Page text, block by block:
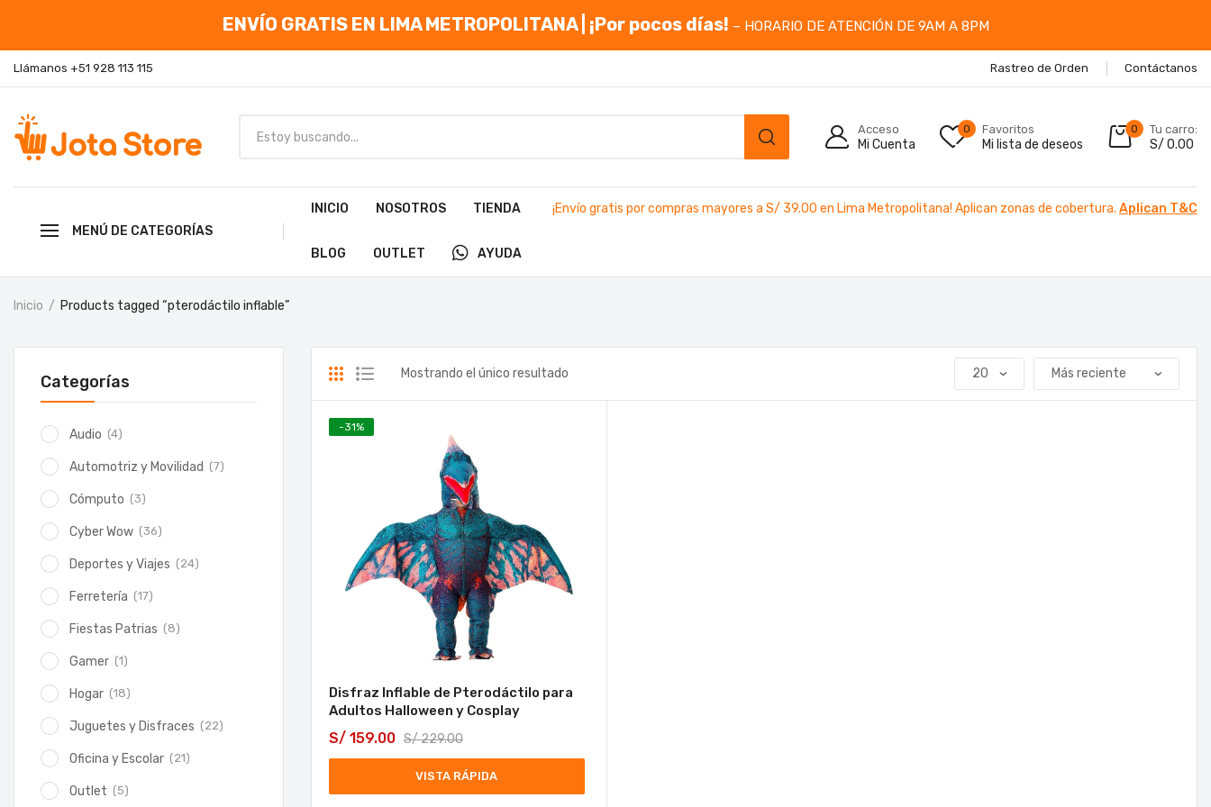
ENVÍO GRATIS EN LIMA METROPOLITANA | ¡Por pocos días! – HORARIO DE ATENCIÓN DE 9AM A 8PM
Llámanos +51 928 113 115 Rastreo de Orden Contáctanos
Acceso
Mi Cuenta
0 Favoritos
Mi lista de deseos
0 Tu carro:
S/ 0.00
MENÚ DE CATEGORÍAS
INICIO NOSOTROS TIENDA
BLOG OUTLET AYUDA
¡Envío gratis por compras mayores a S/ 39.00 en Lima Metropolitana! Aplican zonas de cobertura. Aplican T&C
Inicio Products tagged “pterodáctilo inflable”
Mostrando el único resultado
-31%
Disfraz Inflable de Pterodáctilo para
Adultos Halloween y Cosplay
S/229.00
S/ 159.00
VISTA RÁPIDA
Categorías
Audio (4)
Automotriz y Movilidad (7)
Cómputo (3)
Cyber Wow (36)
Deportes y Viajes (24)
Ferretería (17)
Fiestas Patrias (8)
Gamer (1)
Hogar (18)
Juguetes y Disfraces (22)
Oficina y Escolar (21)
Outlet (5)